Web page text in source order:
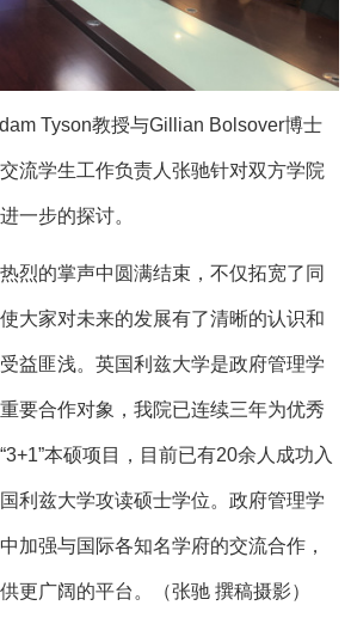
Tyson教授与Gillian Bolsover博士
流学生工作负责人张驰针对双方学院
一步的探讨。
烈的掌声中圆满结束，不仅拓宽了同
大家对未来的发展有了清晰的认识和
益匪浅。英国利兹大学是政府管理学
要合作对象，我院已连续三年为优秀
“3+1”本硕项目，目前已有20余 人成功入
利兹大学攻读硕士学位。 政府管理学
加强与国际各知名学府的交流合作，
更广阔的平台。 （张驰 撰稿摄影）